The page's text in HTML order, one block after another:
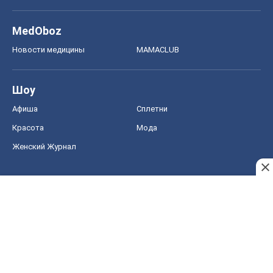
MedOboz
Новости медицины MAMACLUB
Шоу
Афиша Сплетни
Красота Мода
Женский Журнал